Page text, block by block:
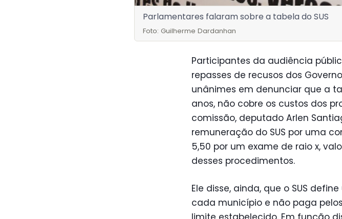
Parlamentares falaram sobre a tabela do SUS
Foto: Guilherme Dardanhan
Participantes da audiência
repasses de recusos dos
unânimes em denunciar que a
anos, não cobre os custos dos
comissão, deputado Arlen
remuneração do SUS por uma
5,50 por um exame de raio x,
desses procedimentos.
Ele disse, ainda, que o SUS
cada município e não paga